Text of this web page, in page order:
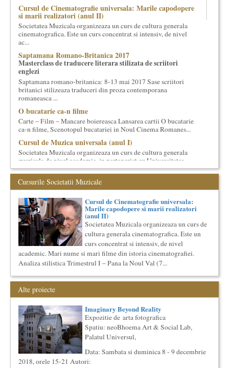
Cursul de Cinematografie universala: Marile capodopere
si marii realizatori (anul II)
Societatea Muzicala organizeaza un curs de cultura generala
cinematografica. Este un curs concentrat si intensiv, de nivel
ac...
Saptamana Romano-Britanica 2017
Masterclass de traducere literara stilizata de scriitori
englezi
Saptamana romano-britanica: 8-13 mai 2017 Sase scriitori
britanici stilizeaza traduceri din proza contemporana
romaneasca ...
O bucatarie ca-n filme
Carte – Film – Mancare boiereasca Lansarea cartii O bucatarie
ca-n filme, Scenotopul bucatariei in Noul Cinema Romanes...
Cursul de Muzica universala (anul I)
Societatea Muzicala organizeaza un curs de cultura generala
muzicala de nivel academic, in parteneriat cu Universitatea
Natio...
Cursul de Teatru universal
Societatea Muzicala organizeaza un curs de cultura generala
teatrala, de nivel academic, in parteneriat cu Universitatea
Nati...
Cursul de Sociologie
Societatea Muzicala organizeaza un curs de Sociologie, in
parteneriat cu Facultatea de Sociologie si Asistenta Sociala a
Univ...
Cursul de Literatura universala: Marile texte literare ale
umanitatii
Societatea Muzicala organizeaza un curs de literatura
universala: „Marile texte si marile batalii culturale”. Este un
cu...
Masterclass vocal cu Lucas Meachem
Lucas Meachem, marele bariton american, care va sustine
concertul de la Atheneul Roman al Societatii Muzicale din 23
aprilie,...
Cursul de Filosofie a vietii cotidiene
Societatea Muzicala organizeaza un curs de Filosofie a vietii
cotidiene, de nivel academic, cu durata de un an (2
Cursurile Societatii Muzicale
Cursul de Cinematografie universala:
Marile capodopere si marii realizatori
(anul II)
Societatea Muzicala organizeaza un curs de
cultura generala cinematografica. Este un
curs concentrat si intensiv, de nivel
academic. Mari nume si mari filme din istoria cinematografiei.
Analiza stilistica Trimestrul I – Pana la Noul Val (7...
Alte proiecte
Imaginary Beyond Reality
Expozitie de arta fotografica
Spatiu: neoBhoema Art & Social Lab,
Palatul Universul,
Data: Sambata si duminica 8 - 9 decembrie
2018, orele 15-21 Autori: